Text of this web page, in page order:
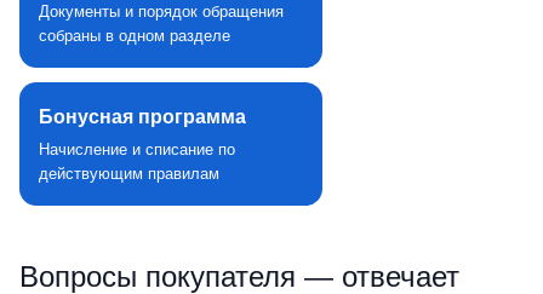
Документы и порядок обращения
собраны в одном разделе
Бонусная программа
Начисление и списание по
действующим правилам
Вопросы покупателя — отвечает